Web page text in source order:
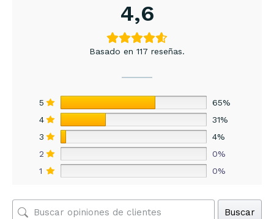
4,6
Basado en 117 reseñas.
5
65%
4
31%
3
4%
2
0%
1
0%
Buscar